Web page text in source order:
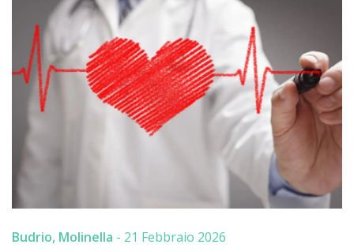
Budrio, Molinella - 21 Febbraio 2026